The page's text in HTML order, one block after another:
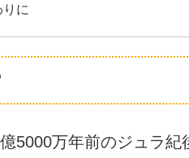
りに
5000万年前のジュラ